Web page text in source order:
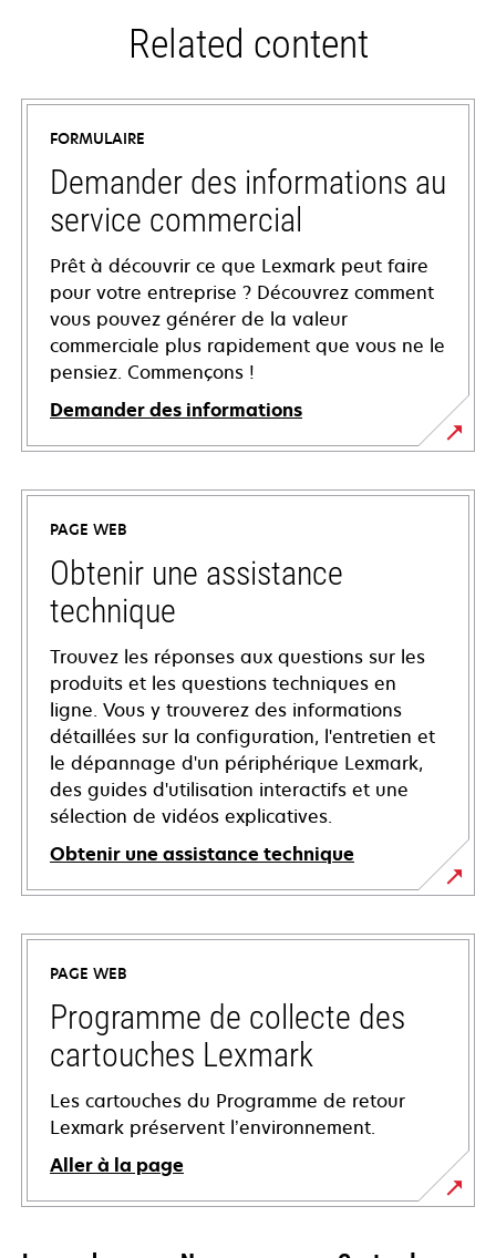
Related content
FORMULAIRE
Demander des informations au
service commercial
Prêt à découvrir ce que Lexmark peut faire
pour votre entreprise ? Découvrez comment
vous pouvez générer de la valeur
commerciale plus rapidement que vous ne le
pensiez. Commençons !
Demander des informations
PAGE WEB
Obtenir une assistance
technique
Trouvez les réponses aux questions sur les
produits et les questions techniques en
ligne. Vous y trouverez des informations
détaillées sur la configuration, l'entretien et
le dépannage d'un périphérique Lexmark,
des guides d'utilisation interactifs et une
sélection de vidéos explicatives.
Obtenir une assistance technique
s’ouvre
dans
nouvel
onglet
PAGE WEB
Programme de collecte des
cartouches Lexmark
Les cartouches du Programme de retour
Lexmark préservent l’environnement.
Aller à la page